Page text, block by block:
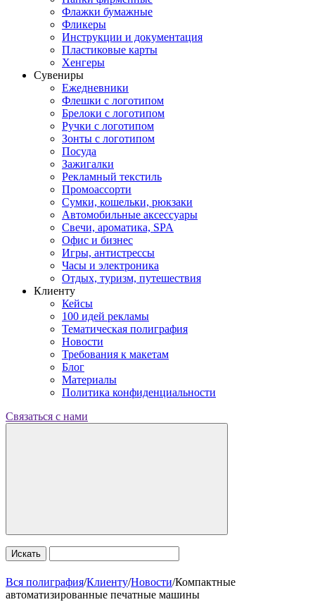
Флажки бумажные
Фликеры
Инструкции и документация
Пластиковые карты
Хенгеры
Сувениры
Ежедневники
Флешки с логотипом
Брелоки с логотипом
Ручки с логотипом
Зонты с логотипом
Посуда
Зажигалки
Рекламный текстиль
Промоассорти
Сумки, кошельки, рюкзаки
Автомобильные аксессуары
Свечи, ароматика, SPA
Офис и бизнес
Игры, антистрессы
Часы и электроника
Отдых, туризм, путешествия
Клиенту
Кейсы
100 идей рекламы
Тематическая полиграфия
Новости
Требования к макетам
Блог
Материалы
Политика конфиденциальности
Связаться с нами
Искать
Вся полиграфия/Клиенту/Новости/Компактные
автоматизированные печатные машины